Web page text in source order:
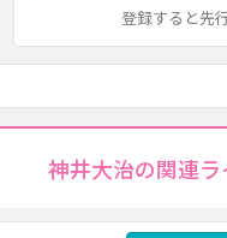
登録すると先
神井大治の関連